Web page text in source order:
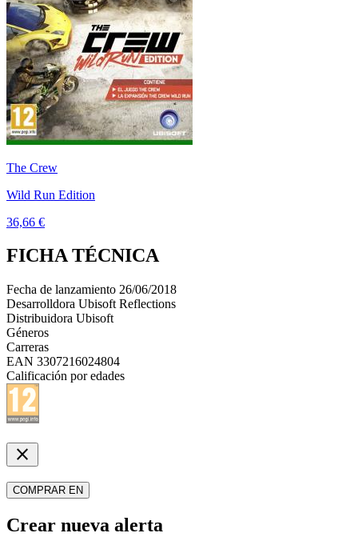
The Crew
Wild Run Edition
36,66 €
FICHA TÉCNICA
Fecha de lanzamiento 26/06/2018
Desarrolldora Ubisoft Reflections
Distribuidora Ubisoft
Géneros
Carreras
EAN 3307216024804
Calificación por edades
close
COMPRAR EN
Crear nueva alerta